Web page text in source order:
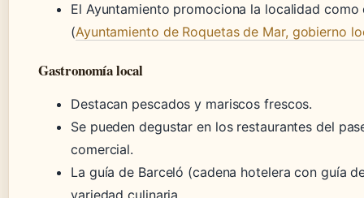
El Ayuntamiento promociona la localidad
(Ayuntamiento de Roquetas de Mar, gobierno
Gastronomía local
Destacan pescados y mariscos frescos.
Se pueden degustar en los restaurantes del
comercial.
La guía de Barceló (cadena hotelera con guía